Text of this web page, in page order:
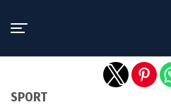
SPORT